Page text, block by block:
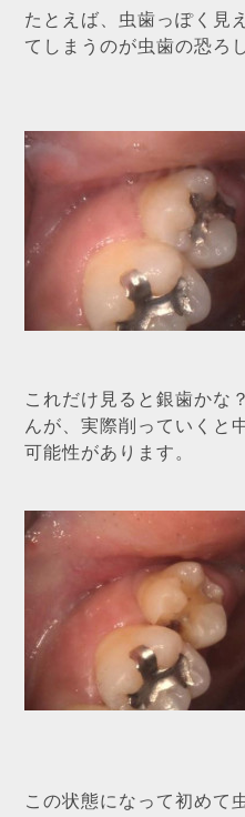
たとえば、虫歯っぽく見
てしまうのが虫歯の恐ろ
これだけ見ると銀歯かな
んが、実際削っていくと
可能性があります。
この状態になって初めて